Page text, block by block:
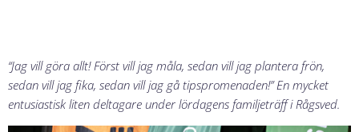
“Jag vill göra allt! Först vill jag måla, sedan vill jag plantera frön,
sedan vill jag fika, sedan vill jag gå tipspromenaden!” En mycket
entusiastisk liten deltagare under lördagens familjeträff i Rågsved.